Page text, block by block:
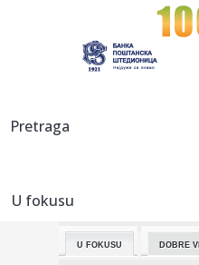
Nakon borbe za
22:13:Večera za
22:08:
22:01:
Vikend horoskop za
Pretraga
U fokusu
U FOKUSU DOBRE